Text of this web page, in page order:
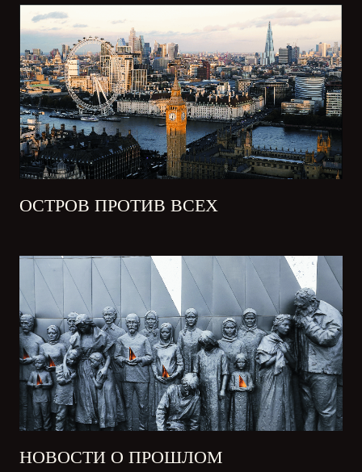
ОСТРОВ ПРОТИВ ВСЕХ
НОВОСТИ О ПРОШЛОМ